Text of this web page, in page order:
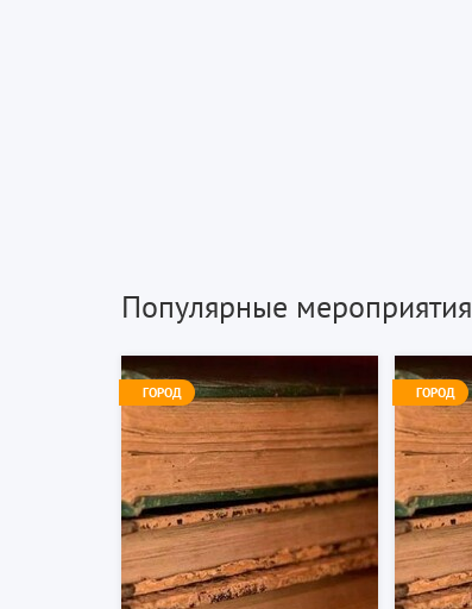
Популярные мероприятия
ГОРОД ГОРОД